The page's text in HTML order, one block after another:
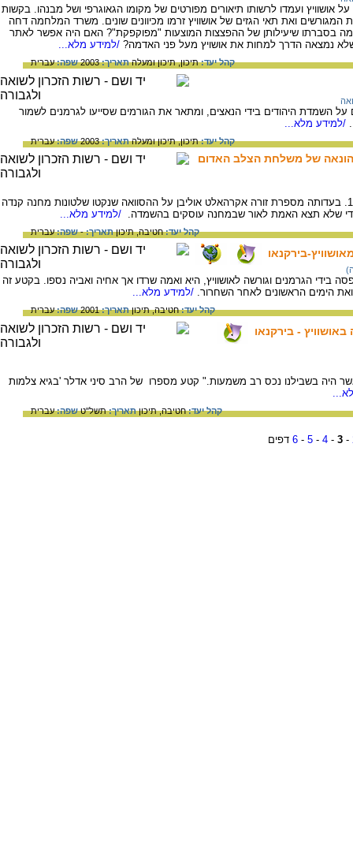
את האמת על אושוויץ ועמדו לרשותו תיאורים מפורטים של מקומו הגאוגרפי ושל מבנהו. בקשות
ואת תאי הגזים של אושוויץ זרמו מכיוונים שונים. משרד המלחמה דחה
בסברתו שיעילותן של ההפצצות המוצעות "מפוקפקת"? האם היה אפשר לאתר
שלא נמצאה הדרך למחות את אושויץ מעל פני האדמה? /למידע מלא...
קהל יעד:תיכון,תיכון ומעלהתאריך:2003 שפה:עברית
השמדת היהודים בידי הנאצים, ומתאר את הגורמים שסייעו לגרמנים לשמור
/למידע מלא...
קהל יעד:תיכון,תיכון ומעלהתאריך:2003 שפה:עברית
של משלחת הצלב האדום
אוליבן אקרהאלט, זורה, ילידת יוגוסלביה, 1923. בעדותה מספרת זורה אקרהאלט אוליבן על ההסוואה שנקטו שלטונות מחנה קנדה
שלא תצא האמת לאור שבמחנה עוסקים בהשמדה.
/למידע מלא...
קהל יעד:חטיבה,תיכוןתאריך:-שפה:עברית
בירקנאו
ב-1929. משפחתה נתפסה בידי הגרמנים וגורשה לאושוויץ, היא ואמה שרדו אך אחיה ואביה נספו. בקטע זה
הימים הראשונים לאחר השחרור. /למידע מלא...
קהל יעד:חטיבה,תיכוןתאריך:2001 שפה:עברית
- בירקנאו
היה בשבילנו נכס רב משמעות." קטע מספרו של הרב סיני אדלר 'בגיא צלמות
קהל יעד:חטיבה,תיכוןתאריך:תשל"טשפה:עברית
-
3
-
4
-
5
-
6 דפים